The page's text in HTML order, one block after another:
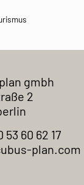
gmbh
2
60 62 17
plan.com